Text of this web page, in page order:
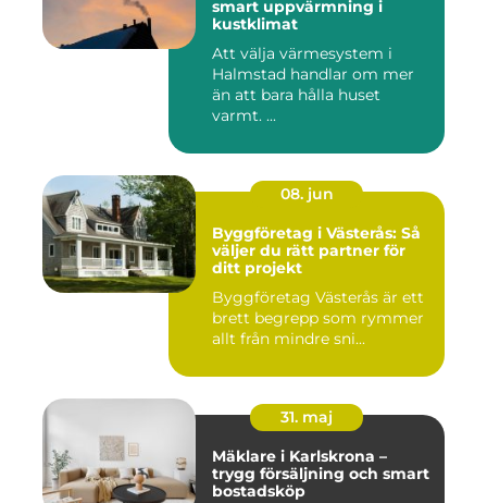
smart uppvärmning i
kustklimat
Att välja värmesystem i
Halmstad handlar om mer
än att bara hålla huset
varmt. ...
08. jun
Byggföretag i Västerås: Så
väljer du rätt partner för
ditt projekt
Byggföretag Västerås är ett
brett begrepp som rymmer
allt från mindre sni...
31. maj
Mäklare i Karlskrona –
trygg försäljning och smart
bostadsköp